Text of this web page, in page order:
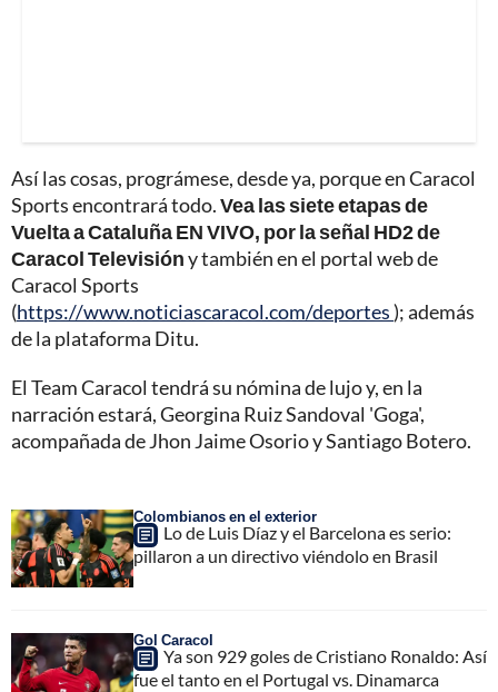
Así las cosas, prográmese, desde ya, porque en Caracol
Sports encontrará todo.Vea las siete etapas de
Vuelta a Cataluña EN VIVO, por la señal HD2 de
Caracol Televisióny también en el portal web de
Caracol Sports
(https://www.noticiascaracol.com/deportes); además
de la plataforma Ditu.
El Team Caracol tendrá su nómina de lujo y, en la
narración estará, Georgina Ruiz Sandoval 'Goga',
acompañada de Jhon Jaime Osorio y Santiago Botero.
Colombianos en el exterior
Lo de Luis Díaz y el Barcelona es serio:
pillaron a un directivo viéndolo en Brasil
Gol Caracol
Ya son 929 goles de Cristiano Ronaldo: Así
fue el tanto en el Portugal vs. Dinamarca